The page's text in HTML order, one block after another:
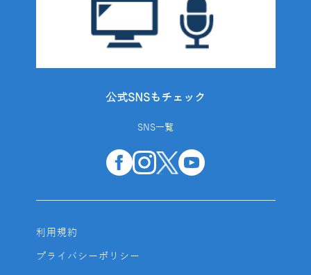
公式SNSもチェック
SNS一覧
利用規約
プライバシーポリシー